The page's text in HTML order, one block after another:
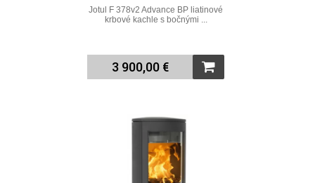
Jotul F 378v2 Advance BP liatinové
krbové kachle s bočnými ...
3 900,00 €